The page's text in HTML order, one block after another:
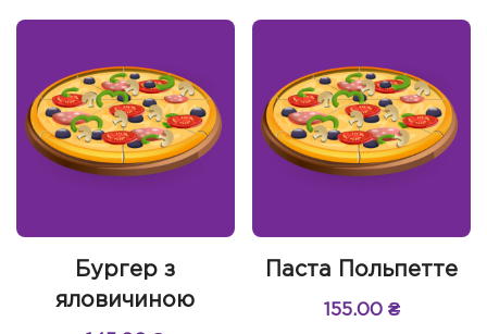
Бургер з
яловичиною
Паста Польпетте
155.00 ₴